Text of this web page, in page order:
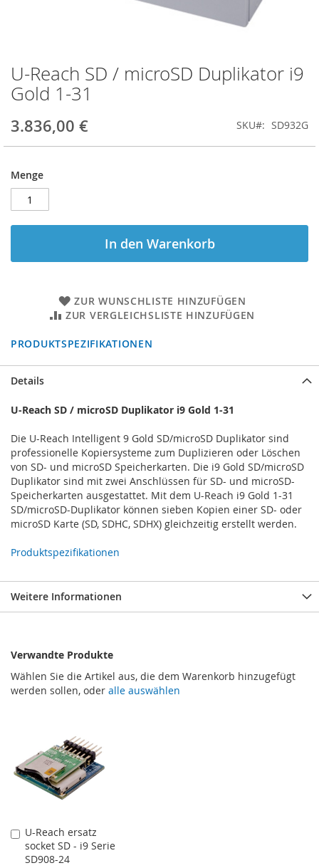
U-Reach SD / microSD Duplikator i9
Gold 1-31
3.836,00 € SKU SD932G
Menge
In den Warenkorb
ZUR WUNSCHLISTE HINZUFÜGEN
ZUR VERGLEICHSLISTE HINZUFÜGEN
PRODUKTSPEZIFIKATIONEN
Zum
Anfang
der
springen
Details
U-Reach SD / microSD Duplikator i9 Gold 1-31
Die U-Reach Intelligent 9 Gold SD/microSD Duplikator sind
professionelle Kopiersysteme zum Duplizieren oder Löschen
von SD- und microSD Speicherkarten. Die i9 Gold SD/microSD
Duplikator sind mit zwei Anschlüssen für SD- und microSD-
Speicherkarten ausgestattet. Mit dem U-Reach i9 Gold 1-31
SD/microSD-Duplikator können sieben Kopien einer SD- oder
microSD Karte (SD, SDHC, SDHX) gleichzeitig erstellt werden.
Produktspezifikationen
Weitere Informationen
Verwandte Produkte
Wählen Sie die Artikel aus, die dem Warenkorb hinzugefügt
werden sollen, oder alle auswählen
U-Reach ersatz
socket SD - i9 Serie
SD908-24
In
den
Warenkorb